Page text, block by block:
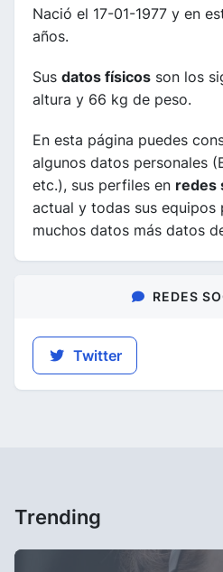
Nació el 17-01-1977 y en
años.
Sus datos físicos son los
altura y 66 kg de peso.
En esta página puedes
algunos datos personales
etc.), sus perfiles en redes
actual y todas sus equipos
muchos datos más datos
REDES
Twitter
Trending